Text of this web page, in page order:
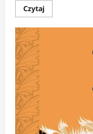
CzytajDowiedz
się
o
przyszłość